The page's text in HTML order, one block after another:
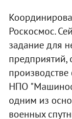
Роскосмос.
задание для
предприятий,
производстве
НПО
одним из
военных